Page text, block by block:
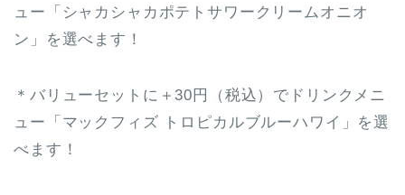
ュー「シャカシャカポテトサワークリームオニオ
ン」を選べます！
＊バリューセットに＋30円（税込）でドリンクメニ
ュー「マックフィズ トロピカルブルーハワイ」を選
べます！